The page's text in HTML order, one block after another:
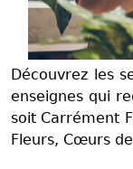
Découvrez les
enseignes qui
soit Carrément
Fleurs, Cœurs